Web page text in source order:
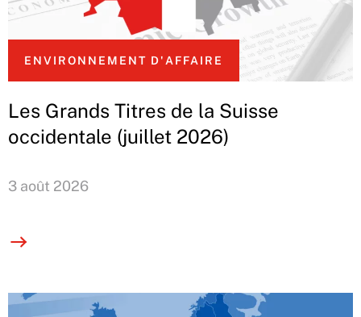
ENVIRONNEMENT D'AFFAIRE
Les Grands Titres de la Suisse
occidentale (juillet 2026)
3 août 2026